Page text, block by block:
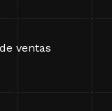
ventas